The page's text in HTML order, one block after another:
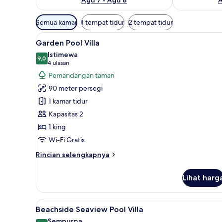
Filter
tersedia
untuk
kamar
Semua kamar 1 tempat tidur 2 tempat tidur
Lihat
semua
foto
untuk
Garden
Pool
Villa
Garden Pool Villa |
5
Garden Pool Villa
9,09,0 dari 10
Istimewa
4 ulasan
(4
ulasan)
Pemandangan taman
90 meter persegi
1 kamar tidur
Kapasitas 2
1 king
Wi-Fi Gratis
Rincian selengkapnya
Rincian
Garden
Pool
Villa
Lihat
Lihat
semua
Beachside Seaview Pool Villa
6
Beachside Seaview Pool Villa